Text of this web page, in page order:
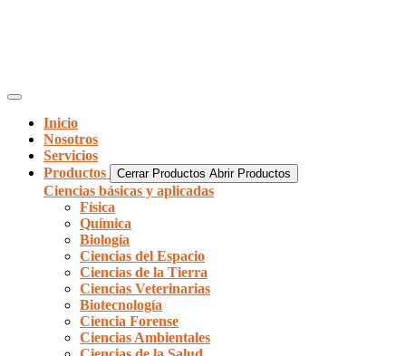
Inicio
Nosotros
Servicios
Productos
Cerrar Productos Abrir Productos
Ciencias básicas y aplicadas
Física
Química
Biología
Ciencias del Espacio
Ciencias de la Tierra
Ciencias Veterinarias
Biotecnología
Ciencia Forense
Ciencias Ambientales